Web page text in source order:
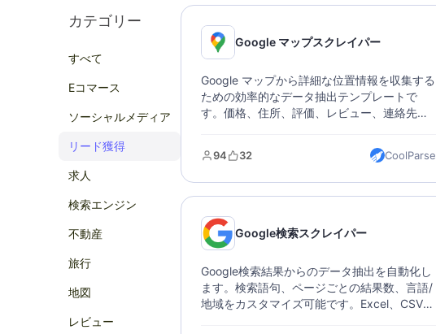
カテゴリー
すべて
Eコマース
ソーシャルメディア
リード獲得
求人
検索エンジン
不動産
旅行
地図
レビュー
Google マップスクレイパー
Google マップから詳細な位置情報を収集する
ための効率的なデータ抽出テンプレートで
す。価格、住所、評価、レビュー、連絡先な
検索条件と場所を設定するだけで、複数の形
式でデータを収集できます。市場調査やビジ
94 32 CoolParse
Google検索スクレイパー
Google検索結果からのデータ抽出を自動化し
ます。検索語句、ページごとの結果数、言語/
地域をカスタマイズ可能です。Excel、CSV、